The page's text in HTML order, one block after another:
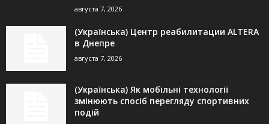
августа 7, 2026
(Українська) Центр реабилитации ALTERA
в Днепре
августа 7, 2026
(Українська) Як мобільні технології
змінюють спосіб перегляду спортивних
подій